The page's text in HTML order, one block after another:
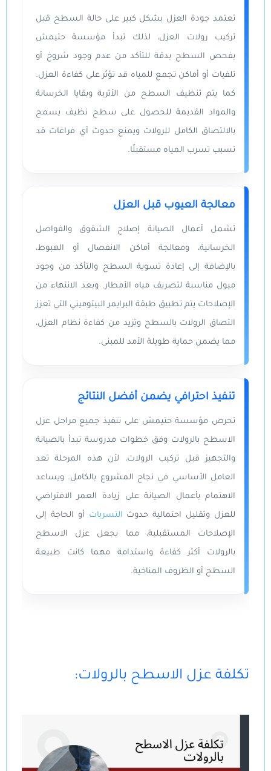
تعتمد جودة العزل بشكل كبير على حالة السطح قبل
تركيب رولات العزل، لذلك تبدأ مؤسسة حتيمش
بفحص السطح بدقة للتأكد من عدم وجود شروخ أو
تلفيات أو أماكن تجمع للمياه قد تؤثر على كفاءة العزل.
كما يتم تنظيف السطح من الأتربة وبقايا الخرسانة
والمواد القديمة للحصول على سطح نظيف يسمح
بالالتصاق الكامل للرولات ويمنع حدوث أي فراغات قد
تسبب تسرب المياه مستقبلًا.
معالجة العيوب قبل العزل
تشمل أعمال الصيانة إصلاح الشقوق والفواصل
الخرسانية، ومعالجة أماكن الانفصال أو الهبوط،
بالإضافة إلى إعادة تسوية السطح والتأكد من وجود
ميول مناسبة لتصريف مياه الأمطار. وبعد الانتهاء من
الإصلاحات يتم تطبيق طبقة البرايمر البيتوميني التي تعزز
التصاق الرولات بالسطح وتزيد من كفاءة نظام العزل،
مما يضمن حماية طويلة الأمد للمبنى.
تنفيذ احترافي يضمن أفضل النتائج
تحرص مؤسسة حتيمش على تنفيذ جميع مراحل عزل
الاسطح بالرولات وفق خطوات مدروسة تبدأ بالصيانة
والتجهيز قبل تركيب الرولات، لأن هذه المرحلة تعد
العامل الأساسي في نجاح المشروع بالكامل. ويساعد
الاهتمام بأعمال الصيانة على زيادة العمر الافتراضي
للعزل وتقليل احتمالية حدوث التسربات أو الحاجة إلى
الإصلاحات المستقبلية، مما يجعل عزل الاسطح
بالرولات أكثر كفاءة واستدامة مهما كانت طبيعة
السطح أو الظروف المناخية.
:تكلفة عزل الاسطح بالرولات